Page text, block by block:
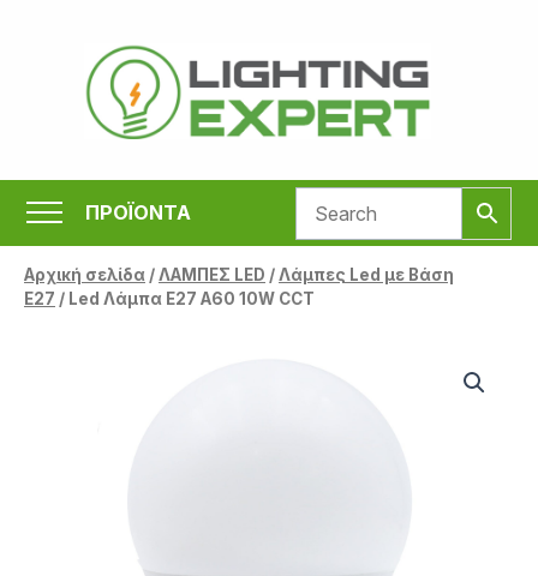
περιεχόμενο
ΠΡΟΪΟΝΤΑ
Αρχική σελίδα/ΛΑΜΠΕΣ LED /Λάμπες Led με Βάση
Ε27 / Led Λάμπα E27 A60 10W CCT